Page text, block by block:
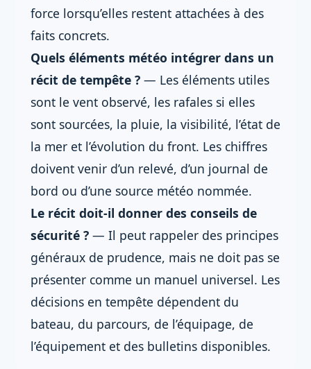
force lorsqu’elles restent attachées à des
faits concrets.
Quels éléments météo intégrer dans un
récit de tempête ? — Les éléments utiles
sont le vent observé, les rafales si elles
sont sourcées, la pluie, la visibilité, l’état de
la mer et l’évolution du front. Les chiffres
doivent venir d’un relevé, d’un journal de
bord ou d’une source météo nommée.
Le récit doit-il donner des conseils de
sécurité ? — Il peut rappeler des principes
généraux de prudence, mais ne doit pas se
présenter comme un manuel universel. Les
décisions en tempête dépendent du
bateau, du parcours, de l’équipage, de
l’équipement et des bulletins disponibles.